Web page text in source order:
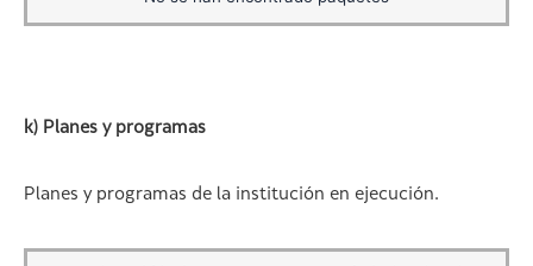
k) Planes y programas
Planes y programas de la institución en ejecución.